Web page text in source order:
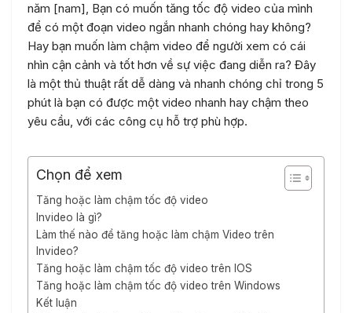
năm [nam], Bạn có muốn tăng tốc độ video của mình
để có một đoạn video ngắn nhanh chóng hay không?
Hay bạn muốn làm chậm video để người xem có cái
nhìn cận cảnh và tốt hơn về sự việc đang diễn ra? Đây
là một thủ thuật rất dễ dàng và nhanh chóng chỉ trong 5
phút là bạn có được một video nhanh hay chậm theo
yêu cầu, với các công cụ hỗ trợ phù hợp.
Chọn để xem
Tăng hoặc làm chậm tốc độ video
Invideo là gì?
Làm thế nào để tăng hoặc làm chậm Video trên
Invideo?
Tăng hoặc làm chậm tốc độ video trên IOS
Tăng hoặc làm chậm tốc độ video trên Windows
Kết luận